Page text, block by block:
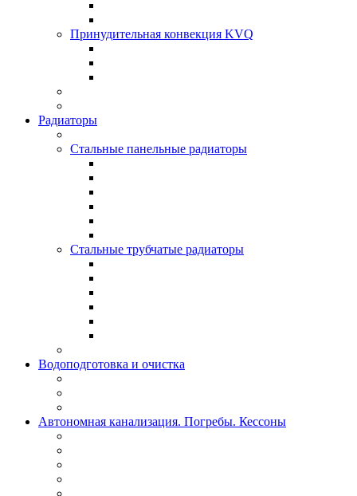
Принудительная конвекция KVQ
Радиаторы
Стальные панельные радиаторы
Стальные трубчатые радиаторы
Водоподготовка и очистка
Автономная канализация. Погребы. Кессоны